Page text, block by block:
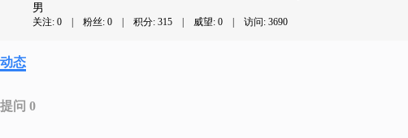
男
关注: 0 | 粉丝: 0 | 积分: 315 | 威望: 0 | 访问: 3690
动态
提问 0